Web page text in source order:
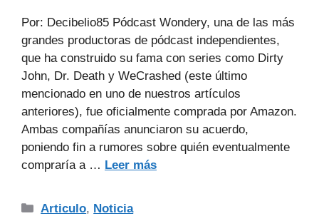
Por: Decibelio85 Pódcast Wondery, una de las más
grandes productoras de pódcast independientes,
que ha construido su fama con series como Dirty
John, Dr. Death y WeCrashed (este último
mencionado en uno de nuestros artículos
anteriores), fue oficialmente comprada por Amazon.
Ambas compañías anunciaron su acuerdo,
poniendo fin a rumores sobre quién eventualmente
compraría a … Leer más
Articulo, Noticia